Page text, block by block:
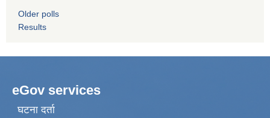
Older polls
Results
eGov services
घटना दर्ता